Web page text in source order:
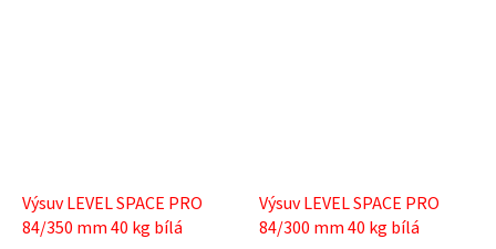
Výsuv LEVEL SPACE PRO
84/350 mm 40 kg bílá
Výsuv LEVEL SPACE PRO
84/300 mm 40 kg bílá